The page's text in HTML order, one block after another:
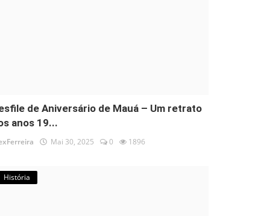
de Aniversário de Mauá – Um retrato
anos 19...
Mai 30, 2025 0 1896
História